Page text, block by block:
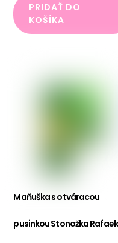
PRIDAŤ DO
KOŠÍKA
Maňuška s otváracou
pusinkou Stonožka